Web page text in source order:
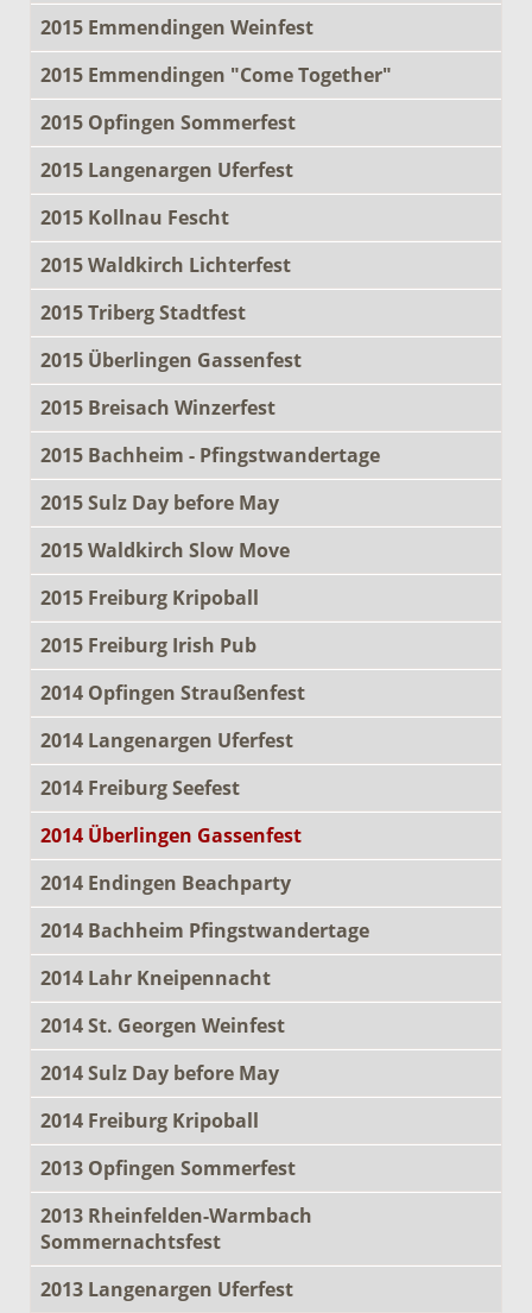
2015 Emmendingen Weinfest
2015 Emmendingen "Come Together"
2015 Opfingen Sommerfest
2015 Langenargen Uferfest
2015 Kollnau Fescht
2015 Waldkirch Lichterfest
2015 Triberg Stadtfest
2015 Überlingen Gassenfest
2015 Breisach Winzerfest
2015 Bachheim - Pfingstwandertage
2015 Sulz Day before May
2015 Waldkirch Slow Move
2015 Freiburg Kripoball
2015 Freiburg Irish Pub
2014 Opfingen Straußenfest
2014 Langenargen Uferfest
2014 Freiburg Seefest
2014 Überlingen Gassenfest
2014 Endingen Beachparty
2014 Bachheim Pfingstwandertage
2014 Lahr Kneipennacht
2014 St. Georgen Weinfest
2014 Sulz Day before May
2014 Freiburg Kripoball
2013 Opfingen Sommerfest
2013 Rheinfelden-Warmbach
Sommernachtsfest
2013 Langenargen Uferfest